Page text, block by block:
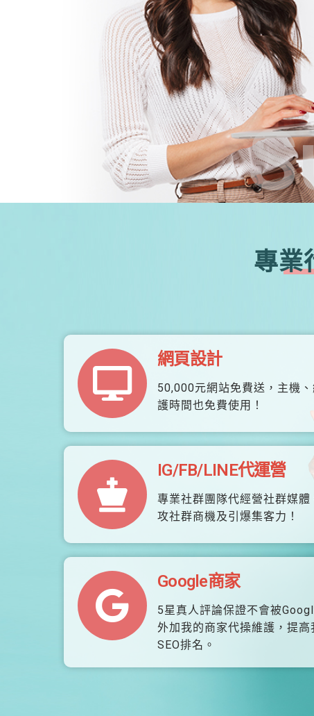
專業
網頁設計
50,000元網站免費送，主機
護時間也免費使用！
IG/FB/LINE代運營
專業社群團隊代經營社群媒體
攻社群商機及引爆集客力！
Google商家
5星真人評論保證不會被
外加我的商家代操維護，提高
SEO排名。